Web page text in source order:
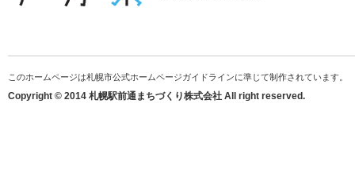
このホームページは札幌市公式ホームページガイドラインに準じて制作されています。
Copyright © 2014 札幌駅前通まちづくり株式会社 All right reserved.